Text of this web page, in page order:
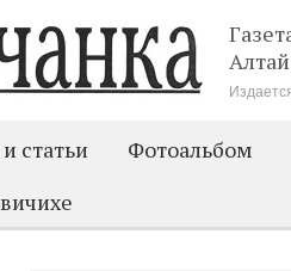
статьи
Фотоальбом